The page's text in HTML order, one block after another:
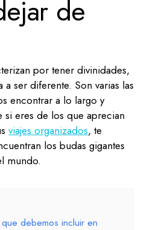
de
por tener divinidades,
ser diferente. Son varias las
encontrar a lo largo y
si eres de los que aprecian
viajes organizados, te
los budas gigantes
mundo.
debemos incluir en